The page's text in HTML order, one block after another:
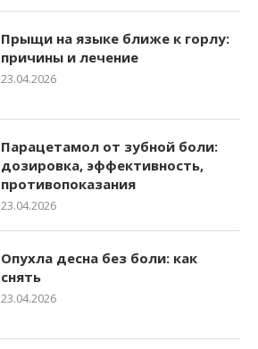
Прыщи на языке ближе к горлу:
причины и лечение
23.04.2026
Парацетамол от зубной боли:
дозировка, эффективность,
противопоказания
23.04.2026
Опухла десна без боли: как
снять
23.04.2026